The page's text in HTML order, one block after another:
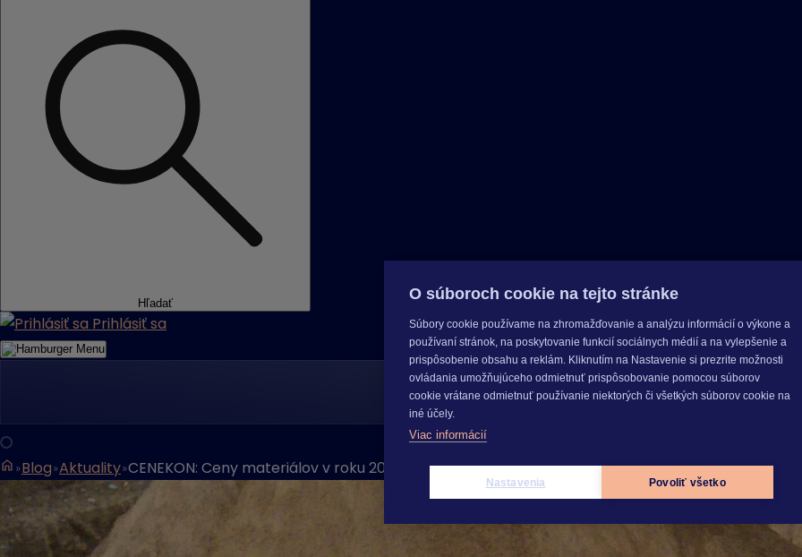
Hľadať
Prihlásiť sa
Menu
Blog Aktuality CENEKON: Ceny materiálov v roku 2025 mierne rástli, v roku 2026 sa očakávajú širšie cenové
O súboroch cookie na tejto stránke
Súbory cookie používame na zhromažďovanie a analýzu informácií o výkone a
používaní stránok, na poskytovanie funkcií sociálnych médií a na vylepšenie a
prispôsobenie obsahu a reklám. Kliknutím na Nastavenie si prezrite možnosti
ovládania umožňujúceho odmietnuť prispôsobovanie pomocou súborov
cookie vrátane odmietnuť používanie niektorých či všetkých súborov cookie na
iné účely.
Viac informácií
Nastavenia Povoliť všetko